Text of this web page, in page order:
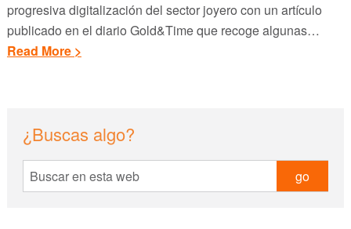
progresiva digitalización del sector joyero con un artículo
publicado en el diario Gold&Time que recoge algunas…
Read More >
Sidebar
¿Buscas algo?
Buscar
en